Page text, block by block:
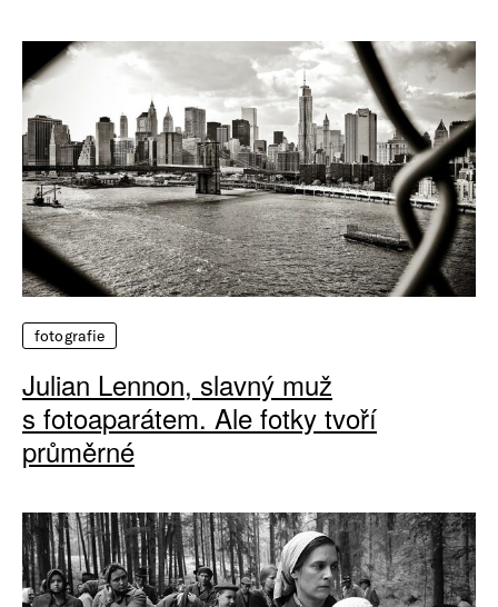
fotografie
Julian Lennon, slavný muž
s fotoaparátem. Ale fotky tvoří
průměrné